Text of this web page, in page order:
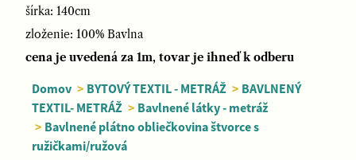
šírka: 140cm
zloženie: 100% Bavlna
cena je uvedená za 1m, tovar je ihneď k odberu
Domov > BYTOVÝ TEXTIL - METRÁŽ > BAVLNENÝ
TEXTIL- METRÁŽ > Bavlnené látky - metráž
> Bavlnené plátno obliečkovina štvorce s
ružičkami/ružová